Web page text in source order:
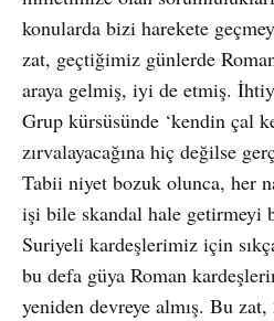
konularda bizi harekete
zat, geçtiğimiz günlerde
araya gelmiş, iyi de etmiş.
Grup kürsüsünde ‘kendin çal
zırvalayacağına hiç değilse
Tabii niyet bozuk olunca, her
işi bile skandal hale getirmeyi
Suriyeli kardeşlerimiz için
bu defa güya Roman
yeniden devreye almış. Bu